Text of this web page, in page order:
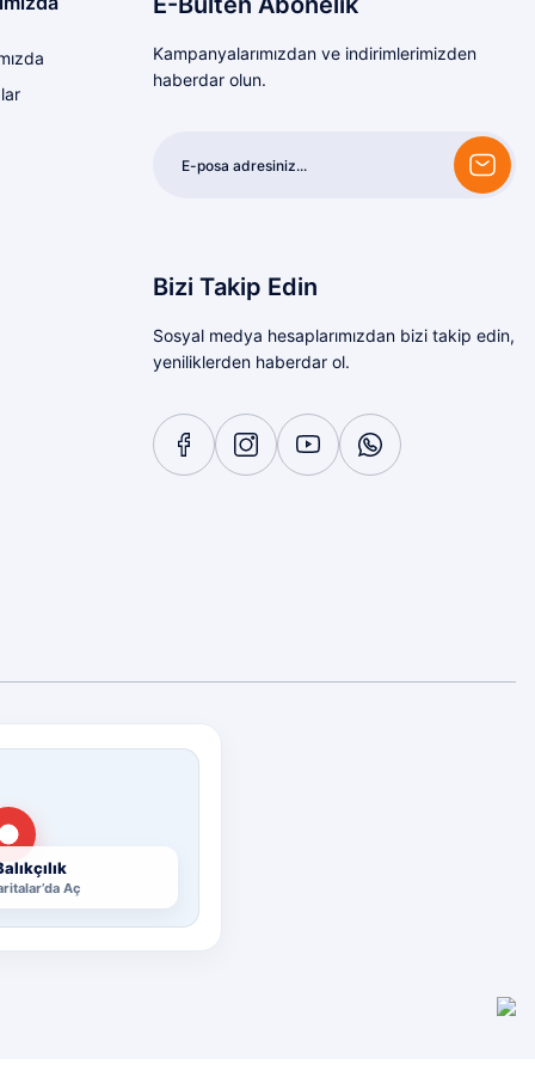
Kampanyalarımızdan ve indirimlerimizden
haberdar olun.
Bizi Takip Edin
Sosyal medya hesaplarımızdan bizi takip edin,
yeniliklerden haberdar ol.
Aç